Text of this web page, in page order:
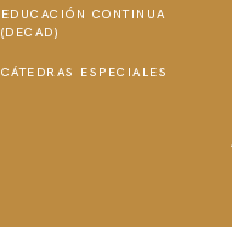
EDUCACIÓN CONTINUA
(DECAD)
CÁTEDRAS ESPECIALES